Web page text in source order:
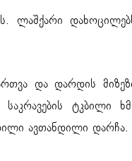
ლაშქარი
და დარდის
ტკბილი
ავთანდილი დარჩა.